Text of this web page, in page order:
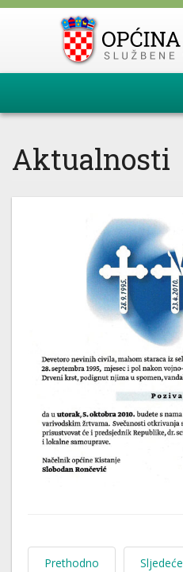
Aktualnosti
Prethodno Sljedeće